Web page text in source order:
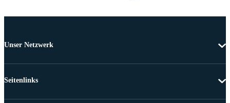
Unser Netzwerk
Seitenlinks